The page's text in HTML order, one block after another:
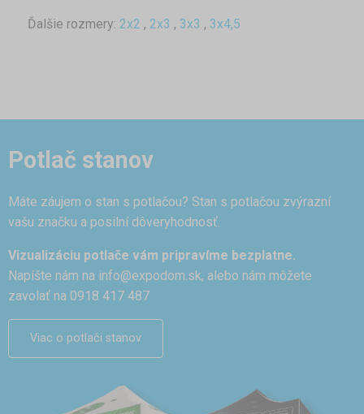
Ďalšie rozmery: 2x2 , 2x3 , 3x3 , 3x4,5
Potlač stanov
Máte záujem o stan s potlačou? Stan s potlačou zvýrazní
vašu značku a posilní dôveryhodnosť.
Vizualizáciu potlače vám pripravíme bezplatne.
Napíšte nám na info@expodom.sk, alebo nám môžete
zavolať na 0918 417 487
Viac o potlači stanov